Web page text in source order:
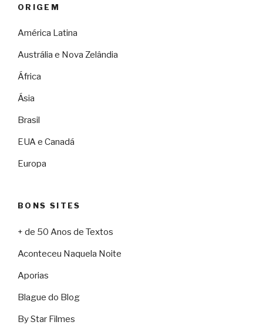
ORIGEM
América Latina
Austrália e Nova Zelândia
África
Ásia
Brasil
EUA e Canadá
Europa
BONS SITES
+ de 50 Anos de Textos
Aconteceu Naquela Noite
Aporias
Blague do Blog
By Star Filmes